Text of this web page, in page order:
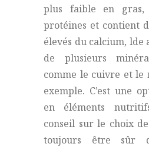
plus faible en
protéines et contient
élevés du calcium, lde
de plusieurs
comme le cuivre et le
exemple. C’est une
en éléments
conseil sur le choix
toujours être sûr